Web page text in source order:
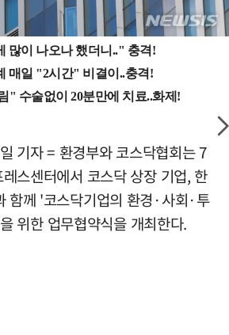
기자 = 환경부와 코스닥협회는 7
스센터에서 코스닥 상장 기업, 한
함께 '코스닥기업의 환경·사회·투
위한 업무협약식을 개최한다.